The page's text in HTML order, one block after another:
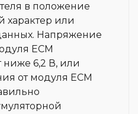
в положение
характер или
Напряжение
ЕСМ
ниже 6,2 В, или
от модуля ЕСМ